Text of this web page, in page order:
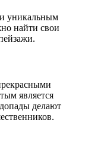
уникальным
найти свои
является
делают